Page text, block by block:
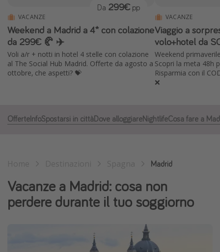
Tunisia
Malta
Canarie
Capo Verde
Vacanze last minute
Last minute capodanno
Vacanze con bambini
Vacanze al mare
VACANZE
Weekend a Madrid a 4* con colazione
da 299€ 🥐 ✈️
Voli a/r + notti in hotel 4 stelle con colazione
al The Social Hub Madrid. Offerte da agosto a
ottobre, che aspetti? 💝
Da 299€ pp
VACANZE
Viaggio a
volo+hotel da
Weekend
Scopri la meta 48h
Risparmia con il
❌
Offerte InfoSpostarsi in città Dove alloggiareNightlifeCosa fare a
Madrid
Vacanze a Madrid: cosa non
perdere durante il tuo soggiorno